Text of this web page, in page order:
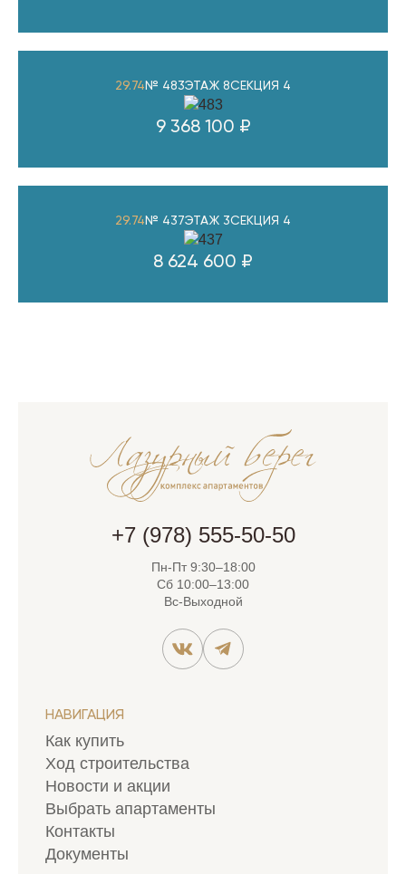
29.74 № 483ЭТАЖ 8СЕКЦИЯ 4
9 368 100 ₽
29.74 № 437ЭТАЖ 3СЕКЦИЯ 4
8 624 600 ₽
НАВИГАЦИЯ
Как купить
Ход строительства
Новости и акции
Выбрать апартаменты
Контакты
Документы
+7 (978) 555-50-50
Пн-Пт 9:30–18:00
Сб 10:00–13:00
Вс-Выходной